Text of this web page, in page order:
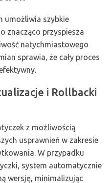
umożliwia szybkie
znacząco przyspiesza
natychmiastowego
sprawia, że cały proces
i Rollbacki
z możliwością
usprawnień w zakresie
W przypadku
system automatycznie
wersję, minimalizując